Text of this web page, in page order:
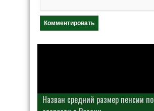
Назван средний размер пенсии по